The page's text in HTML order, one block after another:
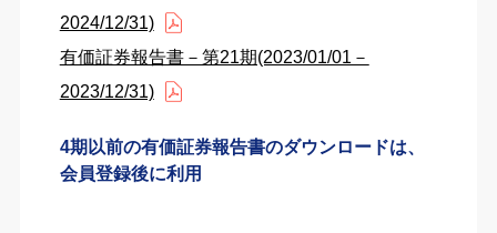
2024/12/31)
有価証券報告書－第21期(2023/01/01－
2023/12/31)
4期以前の有価証券報告書のダウンロードは、
会員登録後に利用